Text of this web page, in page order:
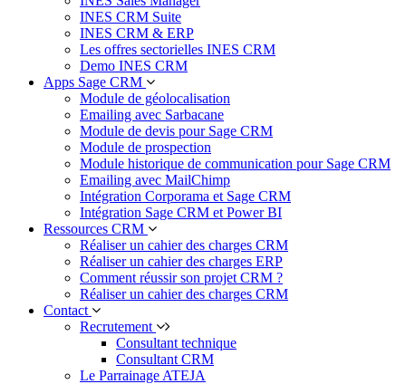
INES CRM Suite
INES CRM & ERP
Les offres sectorielles INES CRM
Demo INES CRM
Apps Sage CRM
Module de géolocalisation
Emailing avec Sarbacane
Module de devis pour Sage CRM
Module de prospection
Module historique de communication pour Sage CRM
Emailing avec MailChimp
Intégration Corporama et Sage CRM
Intégration Sage CRM et Power BI
Ressources CRM
Réaliser un cahier des charges CRM
Réaliser un cahier des charges ERP
Comment réussir son projet CRM ?
Réaliser un cahier des charges CRM
Contact
Recrutement
Consultant technique
Consultant CRM
Le Parrainage ATEJA